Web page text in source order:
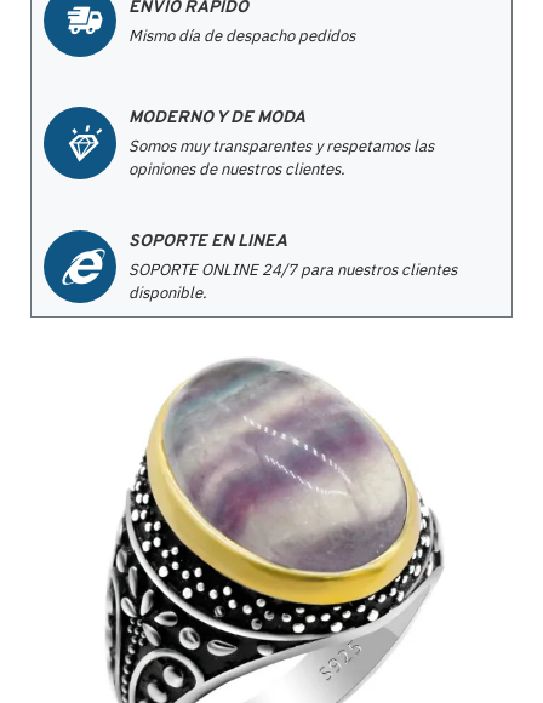
ENVÍO RAPIDO
Mismo día de despacho pedidos
MODERNO Y DE MODA
Somos muy transparentes y respetamos las
opiniones de nuestros clientes.
SOPORTE EN LINEA
SOPORTE ONLINE 24/7 para nuestros clientes
disponible.